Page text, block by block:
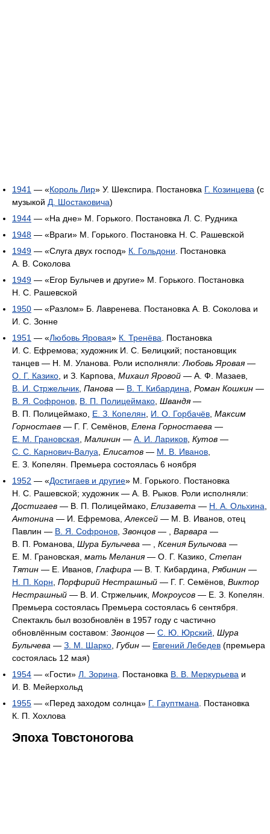
1941 — «Король Лир» У. Шекспира. Постановка Г. Козинцева (с
музыкой Д. Шостаковича)
1944 — «На дне» М. Горького. Постановка Л. С. Рудника
1948 — «Враги» М. Горького. Постановка Н. С. Рашевской
1949 — «Слуга двух господ» К. Гольдони . Постановка
А. В. Соколова
1949 — «Егор Булычев и другие» М. Горького. Постановка
Н. С. Рашевской
1950 — «Разлом» Б. Лавренева. Постановка А. В. Соколова и
И. С. Зонне
1951 — «Любовь Яровая» К. Тренёва . Постановка
И. С. Ефремова; художник И. С. Белицкий; постановщик
танцев — Н. М. Уланова. Роли исполняли: Любовь Яровая—
О. Г. Казико , и З. Карпова, Михаил Яровой — А. Ф. Мазаев,
В. И. Стржельчик Панова — В. Т. Кибардина Роман Кошкин —
В. Я. Софронов В. П. Полицеймако Швандя—
В. П. Полицеймако, Е. З. Копелян И. О. Горбачёв Максим
Горностаев — Г. Г. Семёнов, Елена Горностаева —
Е. М. Грановская Малинин — А. И. Лариков Кутов —
С. С. Карнович-Валуа Елисатов — М. В. Иванов
Е. З. Копелян. Премьера состоялась 6 ноября
1952 — «Достигаев и другие» М. Горького. Постановка
Н. С. Рашевской; художник — А. В. Рыков. Роли исполняли:
Достигаев — В. П. Полицеймако, Елизавета — Н. А. Ольхина
Антонина — И. Ефремова, Алексей — М. В. Иванов, отец
Павлин — В. Я. Софронов Звонцов — , Варвара —
В. П. Романова, Шура Булычева — , Ксения Булычова —
Е. М. Грановская, мать Мелания— О. Г. Казико, Степан
Тятин — Е. Иванов, Глафира — В. Т. Кибардина, Рябинин —
Н. П. Корн Порфирий Нестрашный — Г. Г. Семёнов, Виктор
Нестрашный — В. И. Стржельчик, Мокроусов — Е. З. Копелян.
Премьера состоялась Премьера состоялась 6 сентября.
Спектакль был возобновлён в 1957 году с частично
обновлённым составом: Звонцов — С. Ю. Юрский Шура
Булычева — З. М. Шарко Губин — Евгений Лебедев (премьера
состоялась 12 мая)
1954 — «Гости» Л. Зорина . Постановка В. В. Меркурьева и
И. В. Мейерхольд
1955 — «Перед заходом солнца» Г. Гауптмана . Постановка
К. П. Хохлова
Эпоха Товстоногова